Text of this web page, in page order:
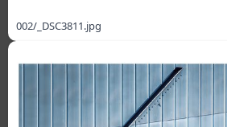
002/_DSC3811.jpg